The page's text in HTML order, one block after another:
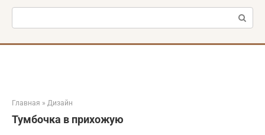
Поиск:
Главная » Дизайн
Тумбочка в прихожую